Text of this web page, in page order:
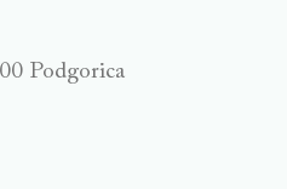
Podgorica